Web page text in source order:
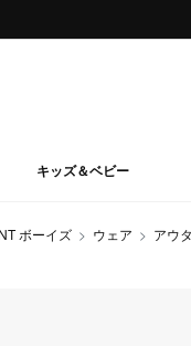
キッズ＆ベビー
ボーイズ ウェア アウ